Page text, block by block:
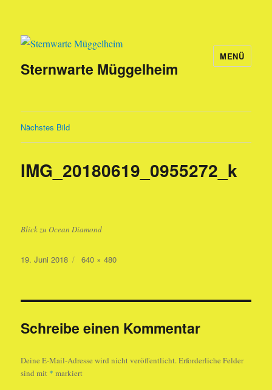
Sternwarte Müggelheim
MENÜ
Nächstes Bild
IMG_20180619_0955272_k
Blick zu Ocean Diamond
Veröffentlicht
19. Juni 2018 Originalgröße
640 × 480
Schreibe einen Kommentar
Deine E-Mail-Adresse wird nicht veröffentlicht.Erforderliche Felder
sind mit * markiert